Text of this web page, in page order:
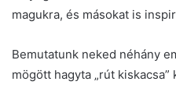
magukra, és másokat is
Bemutatunk neked néhány
mögött hagyta „rút kiskacsa”